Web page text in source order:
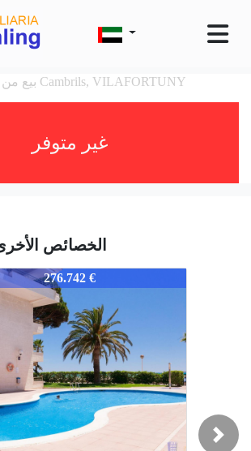
بيع من شقة في Cambrils, VILAFORTUNY
غير متوفر
الخصائص
276.742 €
Next